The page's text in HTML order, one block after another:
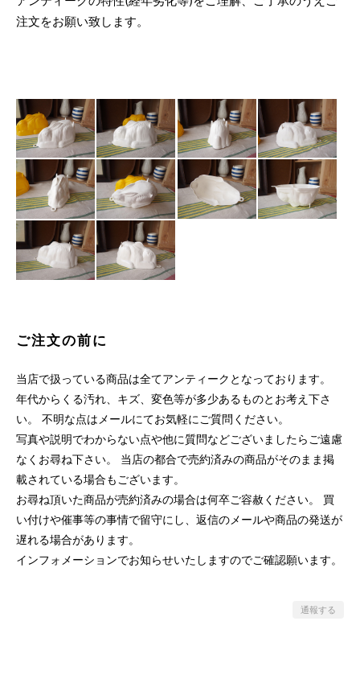
注文をお願い致します。
ご注文の前に
当店で扱っている商品は全てアンティークとなっております。
年代からくる汚れ、キズ、変色等が多少あるものとお考え下さ
い。 不明な点はメールにてお気軽にご質問ください。
写真や説明でわからない点や他に質問などございましたらご遠慮
なくお尋ね下さい。 当店の都合で売約済みの商品がそのまま掲
載されている場合もございます。
お尋ね頂いた商品が売約済みの場合は何卒ご容赦ください。 買
い付けや催事等の事情で留守にし、返信のメールや商品の発送が
遅れる場合があります。
インフォメーションでお知らせいたしますのでご確認願います。
通報する